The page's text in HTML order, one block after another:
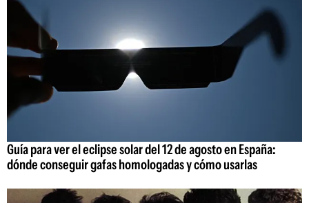
Guía para ver el eclipse solar del 12 de agosto en España:
dónde conseguir gafas homologadas y cómo usarlas